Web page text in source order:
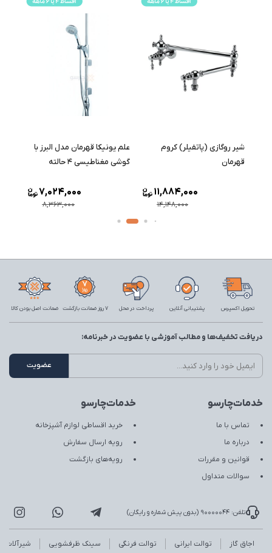
شیر روگازی (پاتفیلر) کروم
قهرمان
14,148,000
11,884,000
علم یونیکا قهرمان مدل البرز با
گوشی مغناطیسی ۴ حالته
8,363,000
7,024,000
تحویل اکسپرس پشتیبانی آنلاین پرداخت در محل 7 روز ضمانت بازگشت ضمانت اصل بودن کالا
خدمات‌چارسو
تماس با ما
درباره ما
قوانین و مقررات
سوالات متداول
خدمات‌چارسو
خرید اقساطی لوازم آشپزخانه
رویه ارسال سفارش
رویه‌های بازگشت
دریافت تخفیف‌ها و مطالب آموزشی با عضویت در خبرنامه:
تلفن: 90000044 (بدون پیش شماره و رایگان)
اجاق گاز توالت ایرانی توالت فرنگی سینک ظرفشویی شیرآلات